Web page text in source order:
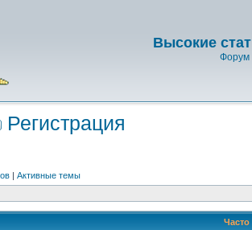
Высокие
Форум
Регистрация
| Активные темы